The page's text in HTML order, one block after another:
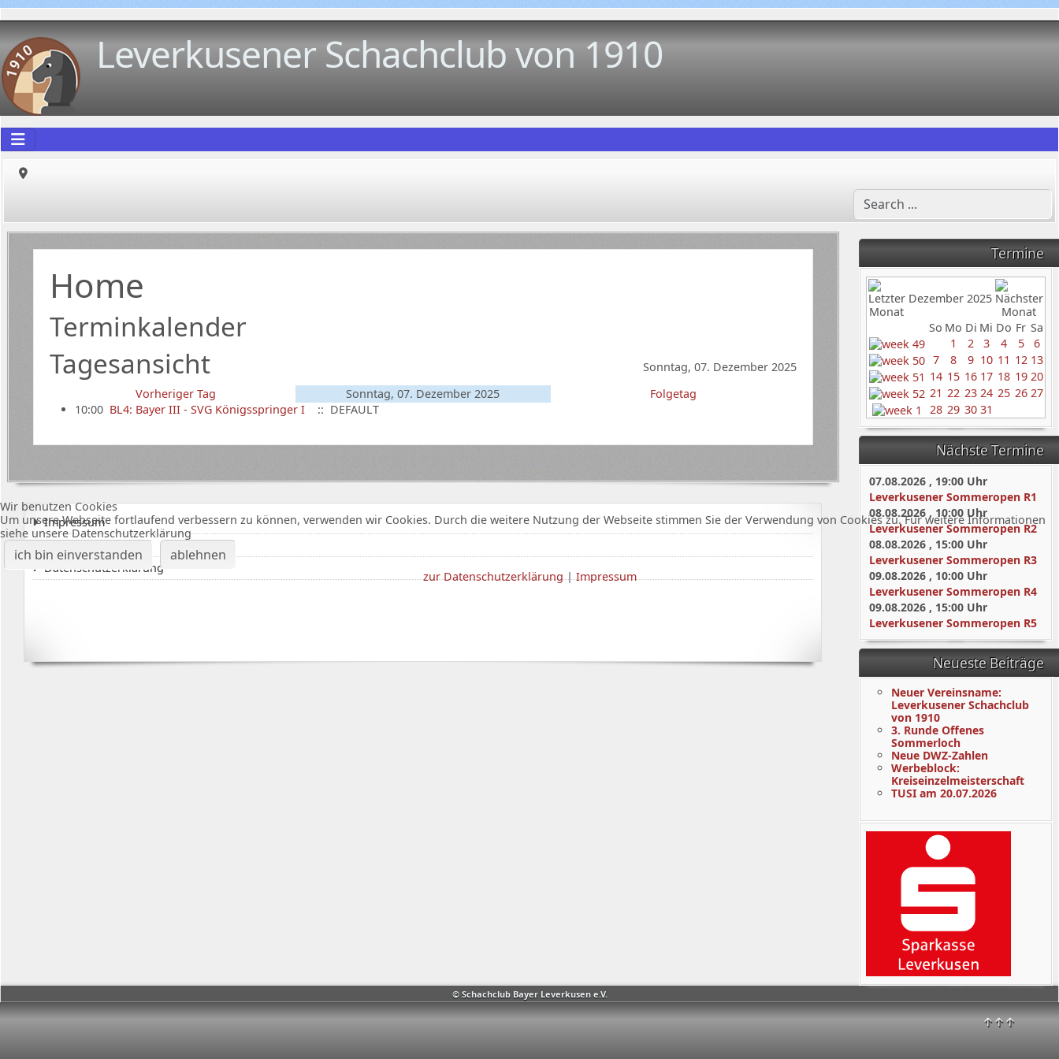
Leverkusener Schachclub von 1910
© Schachclub Bayer Leverkusen e.V.
↑↑↑
Termine
Dezember 2025
So Mo Di Mi Do Fr Sa
1
2 3 4 5
6
7
8 9 10 11 12 13
14 15 16 17 18 19 20
21 22 23 24 25 26 27
28 29 30 31
Nächste Termine
07.08.2026, 19:00Uhr
Leverkusener Sommeropen R1
08.08.2026, 10:00Uhr
Leverkusener Sommeropen R2
08.08.2026, 15:00Uhr
Leverkusener Sommeropen R3
09.08.2026, 10:00Uhr
Leverkusener Sommeropen R4
09.08.2026, 15:00Uhr
Leverkusener Sommeropen R5
Neueste Beiträge
Neuer Vereinsname:
Leverkusener Schachclub
von 1910
3. Runde Offenes
Sommerloch
Neue DWZ-Zahlen
Werbeblock:
Kreiseinzelmeisterschaft
TUSI am 20.07.2026
Home
Terminkalender
Tagesansicht
Sonntag, 07. Dezember 2025
Vorheriger Tag
Sonntag, 07. Dezember 2025
Folgetag
10:00 BL4: Bayer III - SVG Königsspringer I :: DEFAULT
Impressum
Karte Bürgerhalle
Datenschutzerklärung
Wir benutzen Cookies
Um unsere Webseite fortlaufend verbessern zu können, verwenden wir Cookies. Durch die weitere Nutzung der Webseite stimmen Sie der Verwendung von Cookies zu. Für weitere Informationen
siehe unsere Datenschutzerklärung
ich bin einverstanden ablehnen
zur Datenschutzerklärung|Impressum